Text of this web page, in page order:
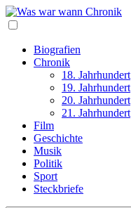
Biografien
Chronik
18. Jahrhundert
19. Jahrhundert
20. Jahrhundert
21. Jahrhundert
Film
Geschichte
Musik
Politik
Sport
Steckbriefe